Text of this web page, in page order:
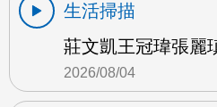
生活掃描
莊文凱王冠瑋張麗
2026/08/04